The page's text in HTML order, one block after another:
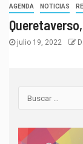
AGENDA NOTICIAS
julio 19, 2022